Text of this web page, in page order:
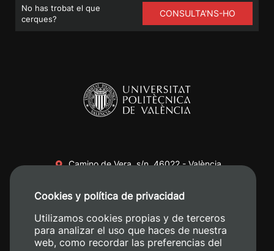
No has trobat el que
cerques?
CONSULTA'NS-HO
Camino de Vera, s/n. 46022 - València
+34 620 04 00 50
Cookies y política de privacidad
Utilizamos cookies propias y de terceros
para analizar el uso que haces de nuestra
web, como recordar las preferencias del